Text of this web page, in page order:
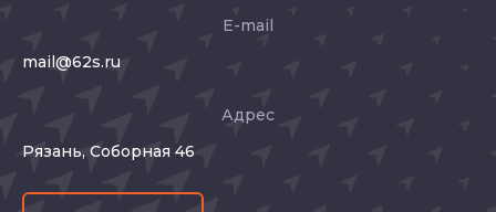
E-mail
mail@62s.ru
Адрес
Рязань, Соборная 46